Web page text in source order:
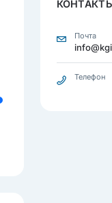
Почта
Телефон